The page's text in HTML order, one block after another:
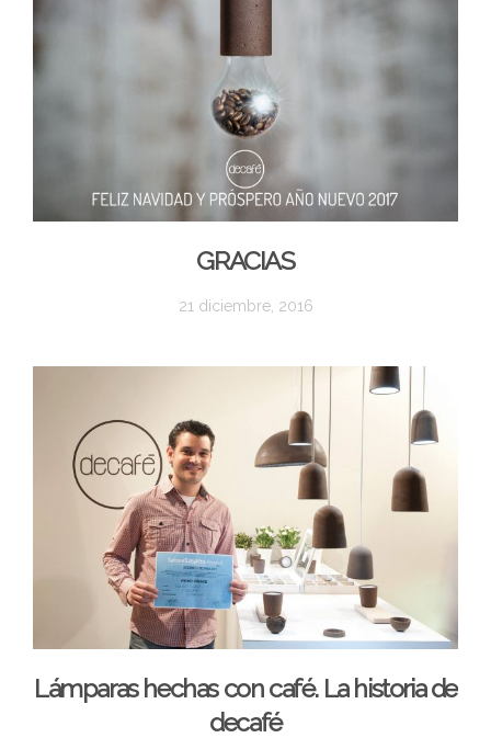
GRACIAS
21 diciembre, 2016
Lámparas hechas con café. La historia de
decafé